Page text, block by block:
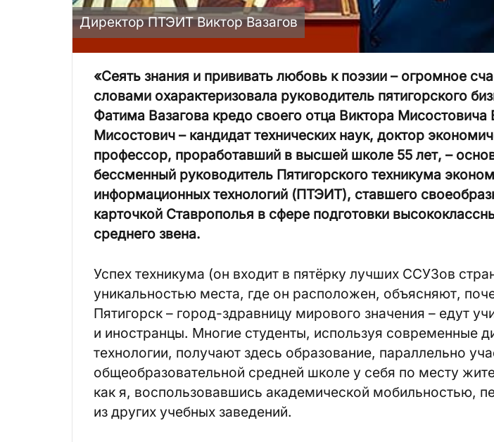
Директор ПТЭИТ Виктор Вазагов
«Сеять знания и прививать любовь к поэзии – огромное
словами охарактеризовала руководитель пятигорского
Фатима Вазагова кредо своего отца Виктора Мисостовича
Мисостович – кандидат технических наук, доктор
профессор, проработавший в высшей школе 55 лет, –
бессменный руководитель Пятигорского техникума
информационных технологий (ПТЭИТ), ставшего
карточкой Ставрополья в сфере подготовки
среднего звена.
Успех техникума (он входит в пятёрку лучших ССУЗов
уникальностью места, где он расположен, объясняют,
Пятигорск – город-здравницу мирового значения – едут
и иностранцы. Многие студенты, используя современные
технологии, получают здесь образование, параллельно
общеобразовательной средней школе у себя по месту
как я, воспользовавшись академической мобильностью,
из других учебных заведений.